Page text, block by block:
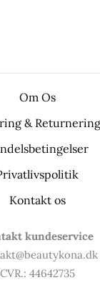
Om Os
& Returnering
Kontakt os
kundeservice
CVR.: 44642735